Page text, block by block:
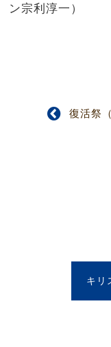
ン宗利淳一 ）
復活祭
キリ